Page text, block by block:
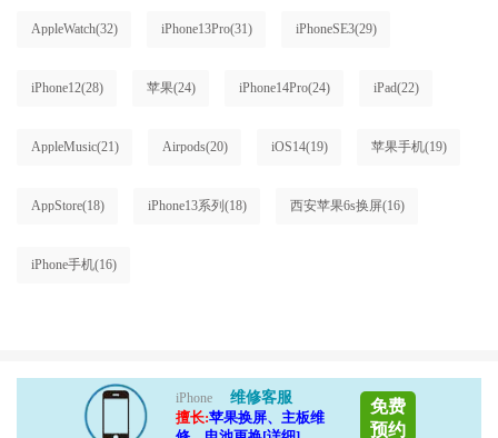
AppleWatch(32) iPhone13Pro(31) iPhoneSE3(29)
iPhone12(28) 苹果(24) iPhone14Pro(24) iPad(22)
AppleMusic(21) Airpods(20) iOS14(19) 苹果手机(19)
AppStore(18) iPhone13系列 (18) 西安苹果6s换屏(16)
iPhone手机(16)
iPhone
维修客服
擅长:苹果换屏、主板维
免费
预约